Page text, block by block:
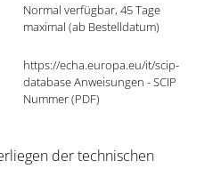
Normal verfügbar, 45 Tage
maximal (ab Bestelldatum)
https://echa.europa.eu/it/scip-
database Anweisungen - SCIP
Nummer (PDF)
der technischen